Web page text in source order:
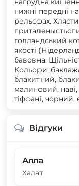
нижні передні
рельєфах.
голландський
якості
бавовна.
Кольори:
блакитний,
малиновий,
тіффані, чорний,
Відгуки
Алла
Халат